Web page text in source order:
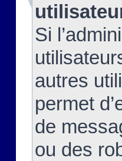
Si
autres
permet
de
ou des